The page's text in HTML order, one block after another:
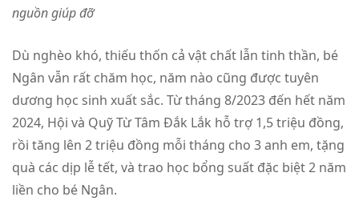
nguồn giúp đỡ
Dù nghèo khó, thiếu thốn cả vật chất lẫn tinh thần, bé
Ngân vẫn rất chăm học, năm nào cũng được tuyên
dương học sinh xuất sắc. Từ tháng 8/2023 đến hết năm
2024, Hội và Quỹ Từ Tâm Đắk Lắk hỗ trợ 1,5 triệu đồng,
rồi tăng lên 2 triệu đồng mỗi tháng cho 3 anh em, tặng
quà các dịp lễ tết, và trao học bổng suất đặc biệt 2 năm
liền cho bé Ngân.